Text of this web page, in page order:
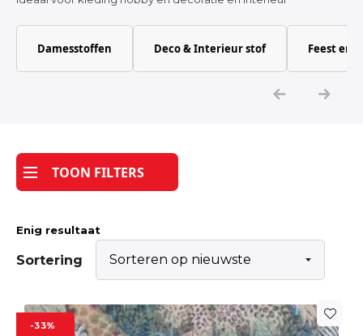
Katoen
Tijdpakker stof
Damesstoffen Deco & Interieur stof Feest en
TOON FILTERS
Enig resultaat
Sortering
-33%